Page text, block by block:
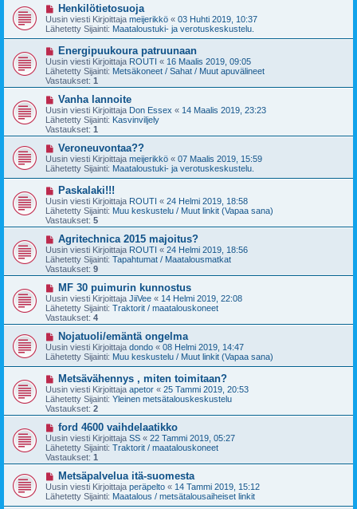
e
s
t
U
u
s
i
v
e
s
t
Henkilötietosuoja
Uusin viesti Kirjoittaja meijerikkö « 03 Huhti 2019, 10:37
Lähetetty Sijainti: Maataloustuki- ja verotuskeskustelu.
U
u
s
i
v
s
t
i
Energipuukoura patruunaan
Uusin viesti Kirjoittaja ROUTI « 16 Maalis 2019, 09:05
Lähetetty Sijainti: Metsäkoneet / Sahat / Muut apuvälineet
Vastaukset: 1
U
u
s
i
v
s
t
Vanha lannoite
Uusin viesti Kirjoittaja Don Essex « 14 Maalis 2019, 23:23
Lähetetty Sijainti: Kasvinviljely
Vastaukset: 1
U
u
s
i
v
e
s
t
Veroneuvontaa??
Uusin viesti Kirjoittaja meijerikkö « 07 Maalis 2019, 15:59
Lähetetty Sijainti: Maataloustuki- ja verotuskeskustelu.
U
u
s
i
v
e
s
t
i
Paskalaki!!!
Uusin viesti Kirjoittaja ROUTI « 24 Helmi 2019, 18:58
Lähetetty Sijainti: Muu keskustelu / Muut linkit (Vapaa sana)
Vastaukset: 5
U
u
s
i
v
e
s
t
i
Agritechnica 2015 majoitus?
Uusin viesti Kirjoittaja ROUTI « 24 Helmi 2019, 18:56
Lähetetty Sijainti: Tapahtumat / Maatalousmatkat
Vastaukset: 9
U
u
s
i
v
e
s
t
MF 30 puimurin kunnostus
Uusin viesti Kirjoittaja JiiVee « 14 Helmi 2019, 22:08
Lähetetty Sijainti: Traktorit / maatalouskoneet
Vastaukset: 4
U
u
s
i
v
e
s
t
Nojatuoli/emäntä ongelma
Uusin viesti Kirjoittaja dondo « 08 Helmi 2019, 14:47
Lähetetty Sijainti: Muu keskustelu / Muut linkit (Vapaa sana)
U
u
s
i
v
e
s
t
i
Metsävähennys , miten toimitaan?
Uusin viesti Kirjoittaja apetor « 25 Tammi 2019, 20:53
Lähetetty Sijainti: Yleinen metsätalouskeskustelu
Vastaukset: 2
U
u
s
i
v
e
s
t
ford 4600 vaihdelaatikko
Uusin viesti Kirjoittaja SS « 22 Tammi 2019, 05:27
Lähetetty Sijainti: Traktorit / maatalouskoneet
Vastaukset: 1
U
u
s
i
Metsäpalvelua itä-suomesta
Uusin viesti Kirjoittaja peräpelto « 14 Tammi 2019, 15:12
Lähetetty Sijainti: Maatalous / metsätalousaiheiset linkit